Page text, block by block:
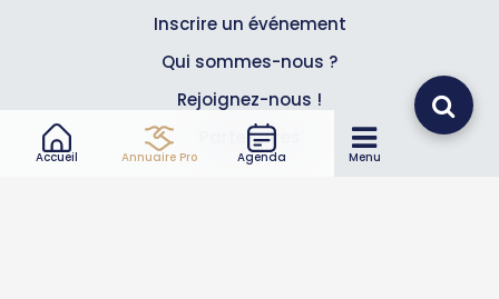
Accueil Annuaire Pro Agenda Menu
Inscrire un événement
Qui sommes-nous ?
Rejoignez-nous !
Partenaires